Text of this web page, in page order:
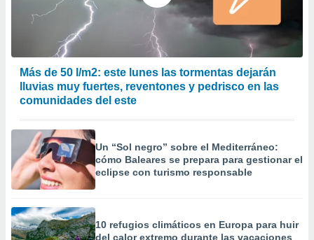
Más de 50 l/m2: este lunes las tormentas dejarán
lluvias muy fuertes, reventones y pedrisco en las
comunidades del este
Un “Sol negro” sobre el Mediterráneo:
cómo Baleares se prepara para gestionar el
eclipse con turismo responsable
10 refugios climáticos en Europa para huir
del calor extremo durante las vacaciones